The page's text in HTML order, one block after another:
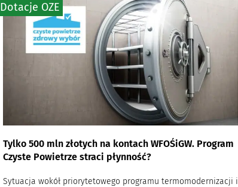
Tylko 500 mln złotych na kontach WFOŚiGW. Program
Czyste Powietrze straci płynność?
Sytuacja wokół priorytetowego programu termomodernizacji i
Dotacje OZE